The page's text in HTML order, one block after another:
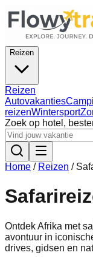
Reizen
Reizen
Autovakanties
reizenWintersport
Zoek op hotel,
Home / Reizen /
Ontdek Afrika met
avontuur in
drives, gidsen en